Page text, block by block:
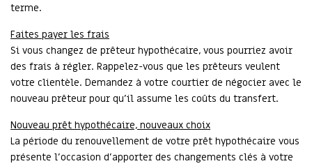
terme.
Faites payer les frais
Si vous changez de prêteur hypothécaire, vous pourriez avoir
des frais à régler. Rappelez-vous que les prêteurs veulent
votre clientèle. Demandez à votre courtier de négocier avec le
nouveau prêteur pour qu’il assume les coûts du transfert.
Nouveau prêt hypothécaire, nouveaux choix
La période du renouvellement de votre prêt hypothécaire vous
présente l’occasion d’apporter des changements clés à votre